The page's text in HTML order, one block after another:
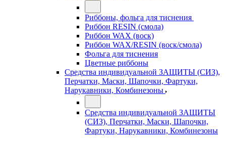
Риббоны, фольга для тиснения
Риббон RESIN (смола)
Риббон WAX (воск)
Риббон WAX/RESIN (воск/смола)
Фольга для тиснения
Цветные риббоны
Средства индивидуальной ЗАЩИТЫ (СИЗ),
Перчатки, Маски, Шапочки, Фартуки,
Нарукавники, Комбинезоны
Средства индивидуальной ЗАЩИТЫ
(СИЗ), Перчатки, Маски, Шапочки,
Фартуки, Нарукавники, Комбинезоны